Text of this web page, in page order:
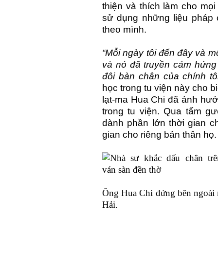
thiện và thích làm cho
sử dụng những liệu pháp
theo mình.
“Mỗi ngày tôi đến đây và
và nó đã truyền cảm
đôi bàn chân của chính
học trong tu viện này cho
lạt-ma Hua Chi đã ảnh
trong tu viện. Qua tấm
dành phần lớn thời gian
gian cho riêng bản thân họ.
Ông Hua Chi đứng bên
Hải.